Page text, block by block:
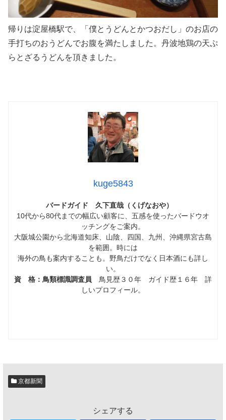
帰りは淀屋橋駅で、「僕とうどんとかつおだし」のお店の
手打ちのおうどんでお腹を満たしました。丹波地鶏の天ぷ
らとざるうどんを頂きました。
kuge5843
バードガイド 久下直哉（くげなおや）
10代から80代までの幅広い顧客に、五感を使ったバードウオ
ッチングをご案内。
大阪城公園から北海道知床、山陰、四国、九州、沖縄県宮古島
を範囲。時には
海外の鳥も案内することも。野鳥だけでなく日本酒にも詳し
い。
資 格：鳥類標識調査員 鳥見歴３０年 ガイド歴１６年 詳
しいプロフィール。
京都新聞
シェアする